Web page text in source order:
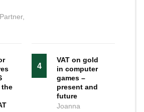
Partner,
the
4
VAT on gold
in computer
games –
present and
future
Joanna